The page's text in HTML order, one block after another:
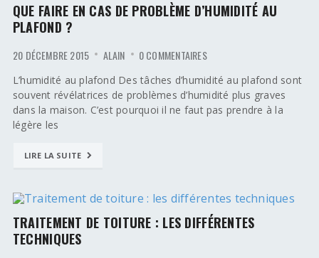
QUE FAIRE EN CAS DE PROBLÈME D’HUMIDITÉ AU
PLAFOND ?
20 DÉCEMBRE 2015 ALAIN 0 COMMENTAIRES
L’humidité au plafond Des tâches d’humidité au plafond sont
souvent révélatrices de problèmes d’humidité plus graves
dans la maison. C’est pourquoi il ne faut pas prendre à la
légère les
LIRE LA SUITE
TRAITEMENT DE TOITURE : LES DIFFÉRENTES
TECHNIQUES